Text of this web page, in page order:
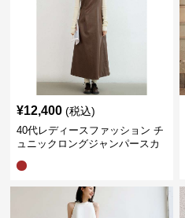
¥12,400 (税込)
40代レディースファッション チ
ュニックロングジャンパースカ